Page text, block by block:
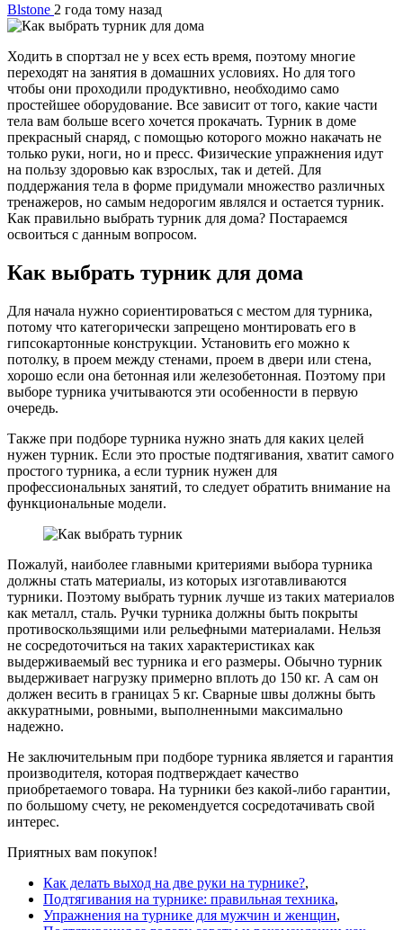
Blstone 2 года тому назад
Ходить в спортзал не у всех есть время, поэтому многие
переходят на занятия в домашних условиях. Но для того
чтобы они проходили продуктивно, необходимо само
простейшее оборудование. Все зависит от того, какие части
тела вам больше всего хочется прокачать. Турник в доме
прекрасный снаряд, с помощью которого можно накачать не
только руки, ноги, но и пресс. Физические упражнения идут
на пользу здоровью как взрослых, так и детей. Для
поддержания тела в форме придумали множество различных
тренажеров, но самым недорогим являлся и остается турник.
Как правильно выбрать турник для дома? Постараемся
освоиться с данным вопросом.
Как выбрать турник для дома
Для начала нужно сориентироваться с местом для турника,
потому что категорически запрещено монтировать его в
гипсокартонные конструкции. Установить его можно к
потолку, в проем между стенами, проем в двери или стена,
хорошо если она бетонная или железобетонная. Поэтому при
выборе турника учитываются эти особенности в первую
очередь.
Также при подборе турника нужно знать для каких целей
нужен турник. Если это простые подтягивания, хватит самого
простого турника, а если турник нужен для
профессиональных занятий, то следует обратить внимание на
функциональные модели.
Пожалуй, наиболее главными критериями выбора турника
должны стать материалы, из которых изготавливаются
турники. Поэтому выбрать турник лучше из таких материалов
как металл, сталь. Ручки турника должны быть покрыты
противоскользящими или рельефными материалами. Нельзя
не сосредоточиться на таких характеристиках как
выдерживаемый вес турника и его размеры. Обычно турник
выдерживает нагрузку примерно вплоть до 150 кг. А сам он
должен весить в границах 5 кг. Сварные швы должны быть
аккуратными, ровными, выполненными максимально
надежно.
Не заключительным при подборе турника является и гарантия
производителя, которая подтверждает качество
приобретаемого товара. На турники без какой-либо гарантии,
по большому счету, не рекомендуется сосредотачивать свой
интерес.
Приятных вам покупок!
Как делать выход на две руки на турнике?,
Подтягивания на турнике: правильная техника,
Упражнения на турнике для мужчин и женщин,